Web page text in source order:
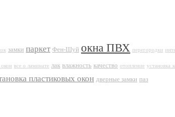
замки паркет Фен-Шуй окна ПВХ перегородки
все о ламинате лак влажность качество отопление установка
пластиковых окон дверные замки паз